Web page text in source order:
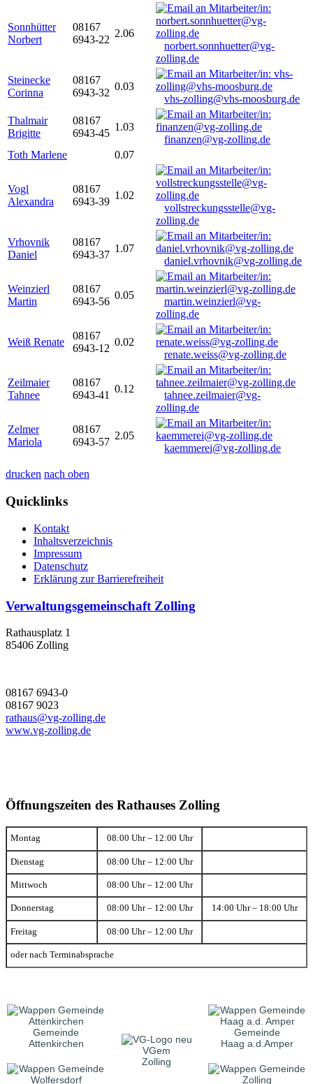
Sonnhütter
Norbert
08167
6943-22
2.06
norbert.sonnhuetter@vg-
zolling.de
Steinecke
Corinna
08167
6943-32
0.03
vhs-zolling@vhs-moosburg.de
Thalmair
Brigitte
08167
6943-45
1.03
finanzen@vg-zolling.de
Toth Marlene
0.07
Vogl
Alexandra
08167
6943-39
1.02
vollstreckungsstelle@vg-
zolling.de
Vrhovnik
Daniel
08167
6943-37
1.07
daniel.vrhovnik@vg-zolling.de
Weinzierl
Martin
08167
6943-56
0.05
martin.weinzierl@vg-
zolling.de
Weiß Renate
08167
6943-12
0.02
renate.weiss@vg-zolling.de
Zeilmaier
Tahnee
08167
6943-41
0.12
tahnee.zeilmaier@vg-
zolling.de
Zelmer
Mariola
08167
6943-57
2.05
kaemmerei@vg-zolling.de
drucken nach oben
Quicklinks
Kontakt
Inhaltsverzeichnis
Impressum
Datenschutz
Erklärung zur Barrierefreiheit
Verwaltungsgemeinschaft Zolling
Rathausplatz 1
85406 Zolling
08167 6943-0
08167 9023
rathaus@vg-zolling.de
www.vg-zolling.de
Öffnungszeiten des Rathauses Zolling
Montag 08:00 Uhr – 12:00 Uhr
Dienstag 08:00 Uhr – 12:00 Uhr
Mittwoch 08:00 Uhr – 12:00 Uhr
Donnerstag 08:00 Uhr – 12:00 Uhr 14:00 Uhr – 18:00 Uhr
Freitag 08:00 Uhr – 12:00 Uhr
oder nach Terminabsprache
Gemeinde
Attenkirchen
VGem
Zolling
Gemeinde
Haag a.d.Amper